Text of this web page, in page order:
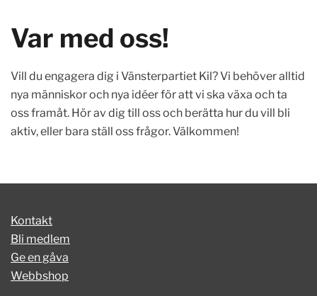
Var med oss!
Vill du engagera dig i Vänsterpartiet Kil? Vi behöver alltid
nya människor och nya idéer för att vi ska växa och ta
oss framåt. Hör av dig till oss och berätta hur du vill bli
aktiv, eller bara ställ oss frågor. Välkommen!
Kontakt
Bli medlem
Ge en gåva
Webbshop